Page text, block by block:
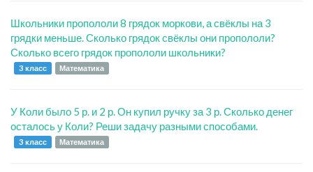
Школьники пропололи 8 грядок моркови, а свёклы на 3
грядки меньше. Сколько грядок свёклы они пропололи?
Сколько всего грядок пропололи школьники?
3 класс Математика
У Коли было 5 р. и 2 р. Он купил ручку за 3 р. Сколько денег
осталось у Коли? Реши задачу разными способами.
3 класс Математика